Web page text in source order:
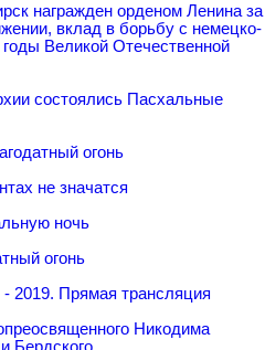
награжден орденом Ленина за
вклад в борьбу с немецко-
Великой Отечественной
состоялись Пасхальные
огонь
не значатся
ночь
огонь
- 2019. Прямая трансляция
Никодима
Бердского